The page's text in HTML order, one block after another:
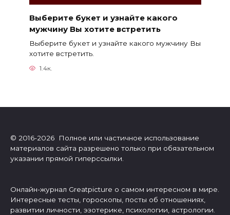
Выберите букет и узнайте какого
мужчину Вы хотите встретить
Выберите букет и узнайте какого мужчину Вы
хотите встретить.
1.4к.
© 2016-2026 Полное или частичное использование
материалов сайта разрешено только при обязательном
указании прямой гиперссылки.
Онлайн-журнал Greatpicture о самом интересном в мире.
Интересные тесты, гороскопы, посты об отношениях,
развитии личности, эзотерике, психологии, астрологии.